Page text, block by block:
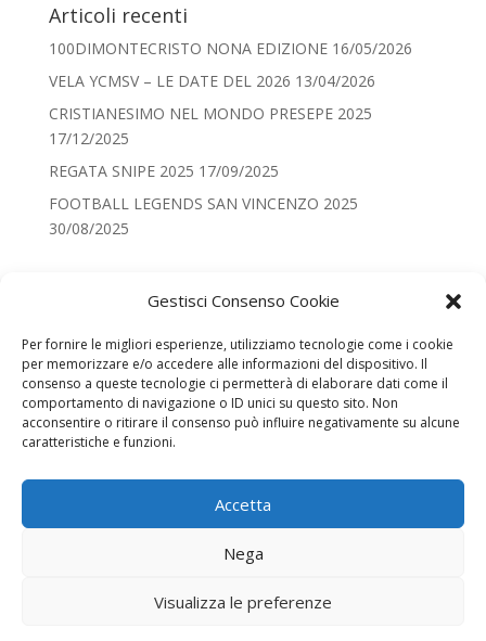
Gestisci Consenso Cookie
Per fornire le migliori esperienze, utilizziamo tecnologie come i cookie
per memorizzare e/o accedere alle informazioni del dispositivo. Il
consenso a queste tecnologie ci permetterà di elaborare dati come il
comportamento di navigazione o ID unici su questo sito. Non
acconsentire o ritirare il consenso può influire negativamente su alcune
caratteristiche e funzioni.
Accetta
Nega
Visualizza le preferenze
Articoli recenti
100DIMONTECRISTO NONA EDIZIONE 16/05/2026
VELA YCMSV – LE DATE DEL 2026 13/04/2026
CRISTIANESIMO NEL MONDO PRESEPE 2025
17/12/2025
REGATA SNIPE 2025 17/09/2025
FOOTBALL LEGENDS SAN VINCENZO 2025
30/08/2025
Recenti
100DIMONTECRISTO NONA EDIZIONE
VELA YCMSV – LE DATE DEL 2026